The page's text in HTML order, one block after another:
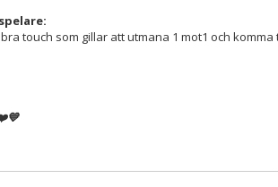
touch som gillar att utmana 1 mot1 och komma